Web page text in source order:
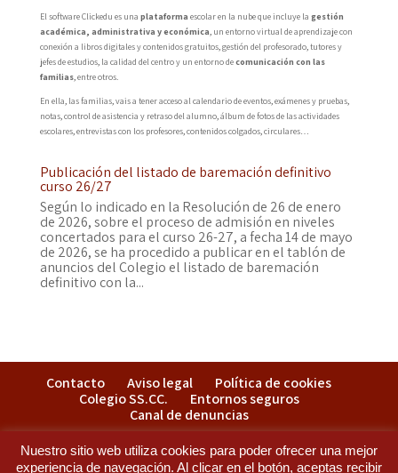
El software Clickedu es una plataforma escolar en la nube que incluye la gestión
académica, administrativa y económica, un entorno virtual de aprendizaje con
conexión a libros digitales y contenidos gratuitos, gestión del profesorado, tutores y
jefes de estudios, la calidad del centro y un entorno decomunicación con las
familias, entre otros.
En ella, las familias, vais a tener acceso al calendario de eventos, exámenes y pruebas,
notas, control de asistencia y retraso del alumno, álbum de fotos de las actividades
escolares, entrevistas con los profesores, contenidos colgados, circulares…
Publicación del listado de baremación definitivo
curso 26/27
Según lo indicado en la Resolución de 26 de enero
de 2026, sobre el proceso de admisión en niveles
concertados para el curso 26-27, a fecha 14 de mayo
de 2026, se ha procedido a publicar en el tablón de
anuncios del Colegio el listado de baremación
definitivo con la...
Contacto Aviso legal
Política de cookies
Colegio SS.CC.
Entornos seguros
Canal de denuncias
Nuestro sitio web utiliza cookies para poder ofrecer una mejor
experiencia de navegación. Al clicar en el botón, aceptas recibir